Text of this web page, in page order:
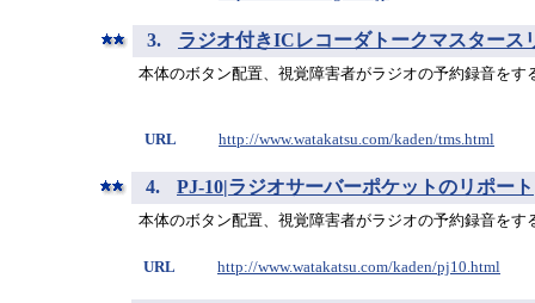
3. ラジオ付きICレコーダトークマスタース
本体のボタン配置、視覚障害者がラジオの予約録音をす
URL http://www.watakatsu.com/kaden/tms.html
4. PJ-10|ラジオサーバーポケットのリポート
本体のボタン配置、視覚障害者がラジオの予約録音をす
URL http://www.watakatsu.com/kaden/pj10.html